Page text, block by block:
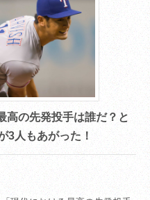
高の先発投手は誰だ？と
3人もあがった！